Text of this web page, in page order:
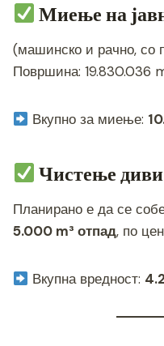
Миење на
(машинско и рачно, со
Површина: 19.830.036
Вкупно за миење:
Чистење
Планирано е да се
5.000 m³ отпад, по
Вкупна вредност: